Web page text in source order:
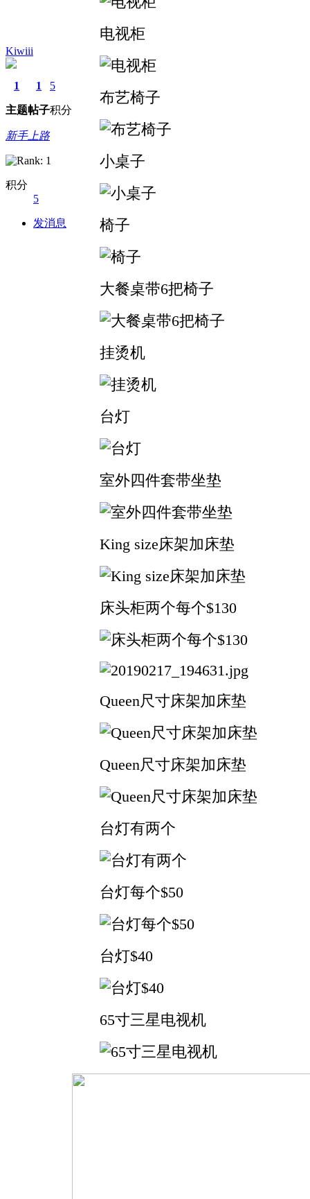
Kiwiii
1
主题
1
帖子
5
积分
新手上路
积分
5
发消息
电视柜
布艺椅子
小桌子
椅子
大餐桌带6把椅子
挂烫机
台灯
室外四件套带坐垫
King size床架加床垫
床头柜两个每个$130
Queen尺寸床架加床垫
Queen尺寸床架加床垫
台灯有两个
台灯每个$50
台灯$40
65寸三星电视机